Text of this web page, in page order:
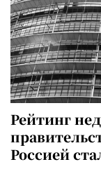
Рейтинг
Россией